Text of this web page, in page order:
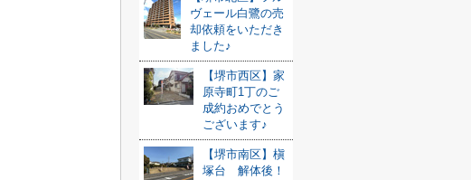
ヴェール白鷺の売
却依頼をいただき
ました♪
【堺市西区】家
原寺町1丁のご
成約おめでとう
ございます♪
【堺市南区】槇
塚台 解体後！